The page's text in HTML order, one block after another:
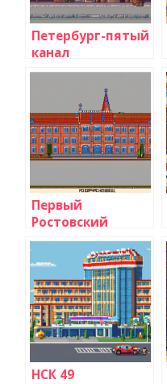
Петербург-пятый
канал
Первый
Ростовский
НСК 49